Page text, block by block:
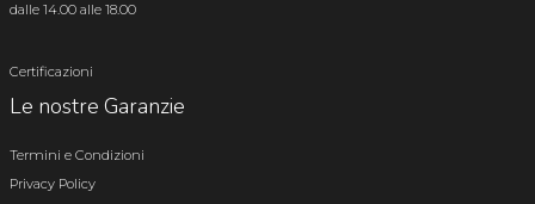
dalle 14.00 alle 18.00
Certificazioni
Le nostre Garanzie
Termini e Condizioni
Privacy Policy